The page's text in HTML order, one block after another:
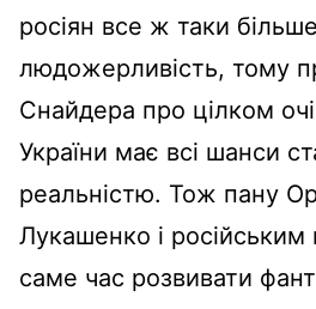
росіян все ж таки
людожерливість, тому
Снайдера про цілком
України має всі шанси
реальністю. Тож пану
Лукашенко і російським
саме час розвивати